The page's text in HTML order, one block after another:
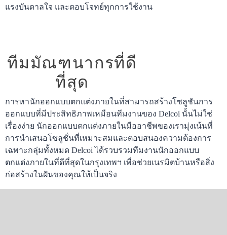
แรงบันดาลใจ และตอบโจทย์ทุกการใช้งาน
ทีมมัณฑนากรที่ดี
ที่สุด
การหานักออกแบบตกแต่งภายในที่สามารถสร้างโซลูชันการ
ออกแบบที่มีประสิทธิภาพเหมือนทีมงานของ Delcoi นั้นไม่ใช่
เรื่องง่าย นักออกแบบตกแต่งภายในมืออาชีพของเรามุ่งเน้นที่
การนำเสนอโซลูชั่นที่เหมาะสมและตอบสนองความต้องการ
เฉพาะกลุ่มทั้งหมด Delcoi ได้รวบรวมทีมงานนักออกแบบ
ตกแต่งภายในที่ดีที่สุดในกรุงเทพฯ เพื่อช่วยเนรมิตบ้านหรือสิ่ง
ก่อสร้างในฝันของคุณให้เป็นจริง